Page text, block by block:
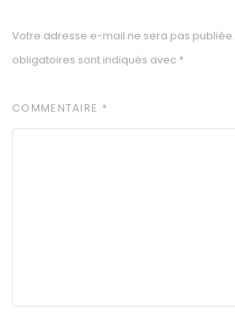
Votre adresse e-mail ne sera pas publiée.
obligatoires sont indiqués avec *
COMMENTAIRE *